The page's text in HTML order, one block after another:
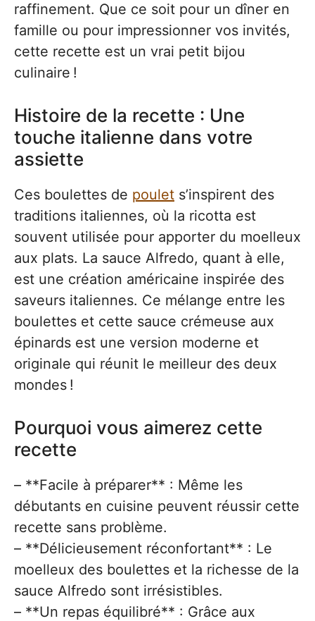
raffinement. Que ce soit pour un dîner en
famille ou pour impressionner vos invités,
cette recette est un vrai petit bijou
culinaire !
Histoire de la recette : Une
touche italienne dans votre
assiette
Ces boulettes de poulet s’inspirent des
traditions italiennes, où la ricotta est
souvent utilisée pour apporter du moelleux
aux plats. La sauce Alfredo, quant à elle,
est une création américaine inspirée des
saveurs italiennes. Ce mélange entre les
boulettes et cette sauce crémeuse aux
épinards est une version moderne et
originale qui réunit le meilleur des deux
mondes !
Pourquoi vous aimerez cette
recette
– **Facile à préparer** : Même les
débutants en cuisine peuvent réussir cette
recette sans problème.
– **Délicieusement réconfortant** : Le
moelleux des boulettes et la richesse de la
sauce Alfredo sont irrésistibles.
– **Un repas équilibré** : Grâce aux